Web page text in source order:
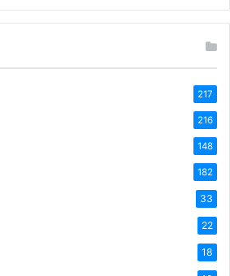
217
216
148
182
33
22
18